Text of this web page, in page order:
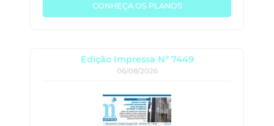
CONHEÇA OS PLANOS
Edição Impressa Nº 7449
06/08/2026